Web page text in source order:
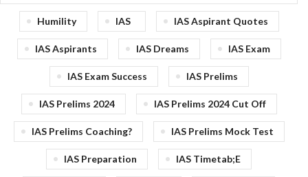
Humility IAS IAS Aspirant Quotes
IAS Aspirants IAS Dreams IAS Exam
IAS Exam Success IAS Prelims
IAS Prelims 2024 IAS Prelims 2024 Cut Off
IAS Prelims Coaching? IAS Prelims Mock Test
IAS Preparation IAS Timetab;e